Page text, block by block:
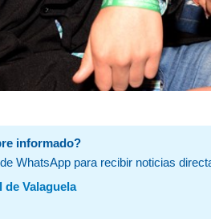
informado?
WhatsApp para recibir noticias
de Valaguela